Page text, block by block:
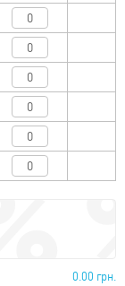
0.00 грн.